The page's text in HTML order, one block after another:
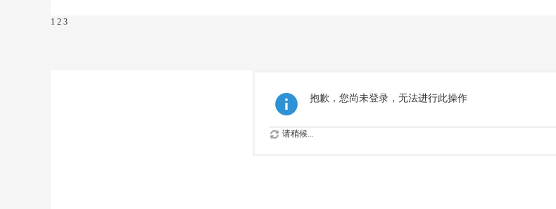
1 2 3
抱歉，您尚未登录，无法进行此操作
请稍候...